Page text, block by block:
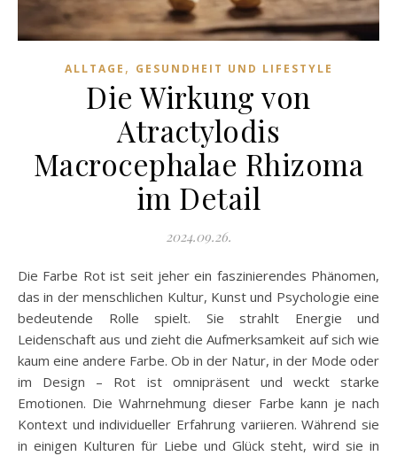
ALLTAGE , GESUNDHEIT UND LIFESTYLE
Die Wirkung von
Atractylodis
Macrocephalae Rhizoma
im Detail
2024.09.26.
Die Farbe Rot ist seit jeher ein faszinierendes Phänomen,
das in der menschlichen Kultur, Kunst und Psychologie eine
bedeutende Rolle spielt. Sie strahlt Energie und
Leidenschaft aus und zieht die Aufmerksamkeit auf sich wie
kaum eine andere Farbe. Ob in der Natur, in der Mode oder
im Design – Rot ist omnipräsent und weckt starke
Emotionen. Die Wahrnehmung dieser Farbe kann je nach
Kontext und individueller Erfahrung variieren. Während sie
in einigen Kulturen für Liebe und Glück steht, wird sie in